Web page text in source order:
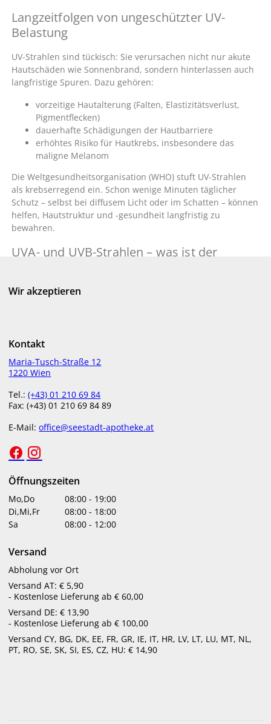
Langzeitfolgen von ungeschützter UV-
Belastung
UV-Strahlen sind tückisch: Sie verursachen nicht nur akute
Hautschäden wie Sonnenbrand, sondern hinterlassen auch
langfristige Spuren. Dazu gehören:
vorzeitige Hautalterung (Falten, Elastizitätsverlust,
Pigmentflecken)
dauerhafte Schädigungen der Hautbarriere
erhöhtes Risiko für Hautkrebs, insbesondere das
maligne Melanom
Die Weltgesundheitsorganisation (WHO) stuft UV-Strahlen
als krebserregend ein. Schon wenige Minuten täglicher
Schutz – selbst bei diffusem Licht oder im Schatten – können
helfen, Hautstruktur und -gesundheit langfristig zu
bewahren.
UVA- und UVB-Strahlen – was ist der
UVB-Strahlen (denken Sie an „B“ wie Brand) sind
Haut und sind hauptverantwortlich für Faltenbildung,
Strahlentypen können Hautkrebs begünstigen.
Achten Sie daher bei der Produktauswahl auf einen
breitbandigen Sonnenschutz
erfüllen diese Anforderungen.
Sonnenschutz ist Alltagspflege – nicht nur
Dabei sind UVA-Strahlen das ganze Jahr aktiv – selbst im
Winter, durch Fensterglas oder bei bewölktem Himmel.
Gerade exponierte Stellen wie Gesicht, Hals und Hände sind
tägliche Pflegeroutine mit integriertem Lichtschutz – zum
Beispiel durch Tagespflege mit LSF oder getönte Produkte
mit UV-Schutz.
Alltagstauglicher UV-Schutz für die ganze
Familie
Moderne Produkte machen es leicht, Sonnenschutz in den
Alltag zu integrieren:
Wir akzeptieren
Kontakt
Maria-Tusch-Straße 12
1220 Wien
Tel.:(+43) 01 210 69 84
Fax: (+43) 01 210 69 84 89
E-Mail:office@seestadt-apotheke.at
Öffnungszeiten
Mo,Do 08:00 - 19:00
Di,Mi,Fr
08:00 - 18:00
Sa
08:00 - 12:00
Versand
Abholung vor Ort
Versand AT: € 5,90
- Kostenlose Lieferung ab € 60,00
Versand DE: € 13,90
- Kostenlose Lieferung ab € 100,00
Versand CY, BG, DK, EE, FR, GR, IE, IT, HR, LV, LT, LU, MT, NL,
PT, RO, SE, SK, SI, ES, CZ, HU: € 14,90